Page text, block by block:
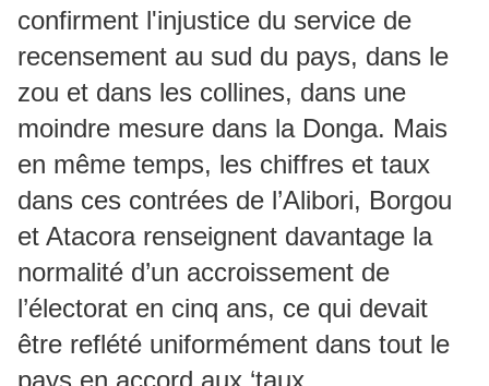
confirment l'injustice du service de
recensement au sud du pays, dans le
zou et dans les collines, dans une
moindre mesure dans la Donga. Mais
en même temps, les chiffres et taux
dans ces contrées de l’Alibori, Borgou
et Atacora renseignent davantage la
normalité d’un accroissement de
l’électorat en cinq ans, ce qui devait
être reflété uniformément dans tout le
pays en accord aux ‘taux